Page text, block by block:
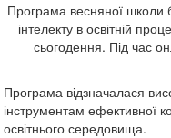
Програма весняної школи
інтелекту в освітній
сьогодення. Під час
Програма відзначалася
інструментам ефективної
освітнього середовища.